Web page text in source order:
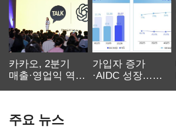
카카오, 2분기
매출·영업익 역대
가입자 증가
·AIDC 성장…
주요 뉴스